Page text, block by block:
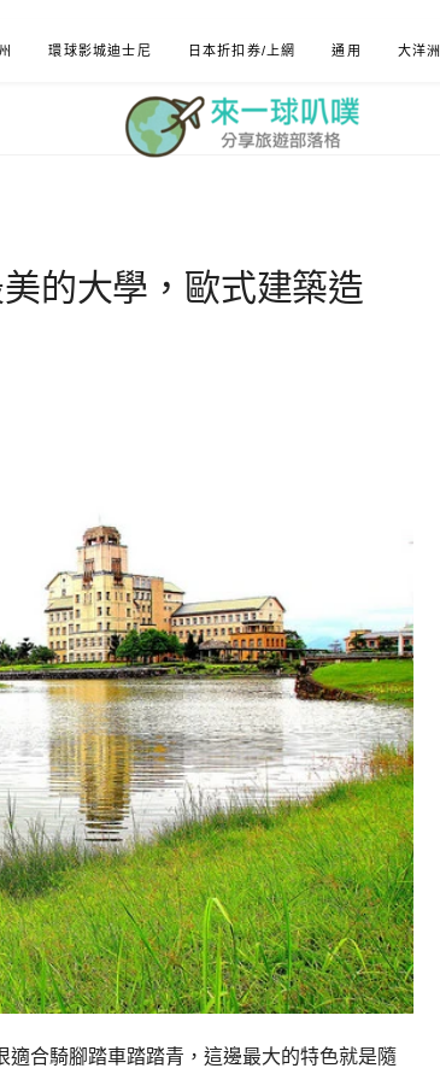
環球影城迪士尼 日本折扣券/上網 通用 大洋洲
的大學，歐式建築造
合騎腳踏車踏踏青，這邊最大的特色就是隨